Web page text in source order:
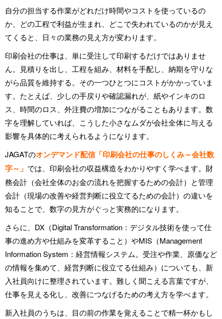
自分の担当する作業がどれだけ時間やコストを使っているの
か、どの工程で利益が生まれ、どこで失われているのかが見え
てくると、日々の業務の見え方が変わります。
印刷会社の仕事は、単に受注して印刷するだけではありませ
ん。見積りを出し、工程を組み、材料を手配し、納期を守りな
がら品質を維持する。その一つひとつにコストがかかっていま
す。たとえば、少しの手戻りや確認漏れが、紙やインキのロ
ス、時間のロス、外注費の増加につながることもあります。数
字を理解していれば、こうした小さなムダが会社全体に与える
影響を具体的に考えられるようになります。
JAGATのオンデマンド配信「印刷会社の仕事のしくみ～会社数
字～」 では、印刷会社の収益構造をわかりやすく学べます。財
務会計（会社全体のお金の流れを把握するための会計）と管理
会計（現場の改善や経営判断に役立てるための会計）の違いを
知ることで、数字の見方がぐっと実務的になります。
さらに、DX（Digital Transformation：デジタル技術を使って仕
事の進め方や仕組みを変革すること）やMIS（Management
Information System：経営情報システム。受注や作業、原価など
の情報を集めて、経営判断に役立てる仕組み）についても、新
入社員向けに整理されています。難しく聞こえる言葉ですが、
仕事を見える化し、改善につなげるための考え方を学べます。
新入社員のうちは、目の前の作業を覚えることで精一杯かもし